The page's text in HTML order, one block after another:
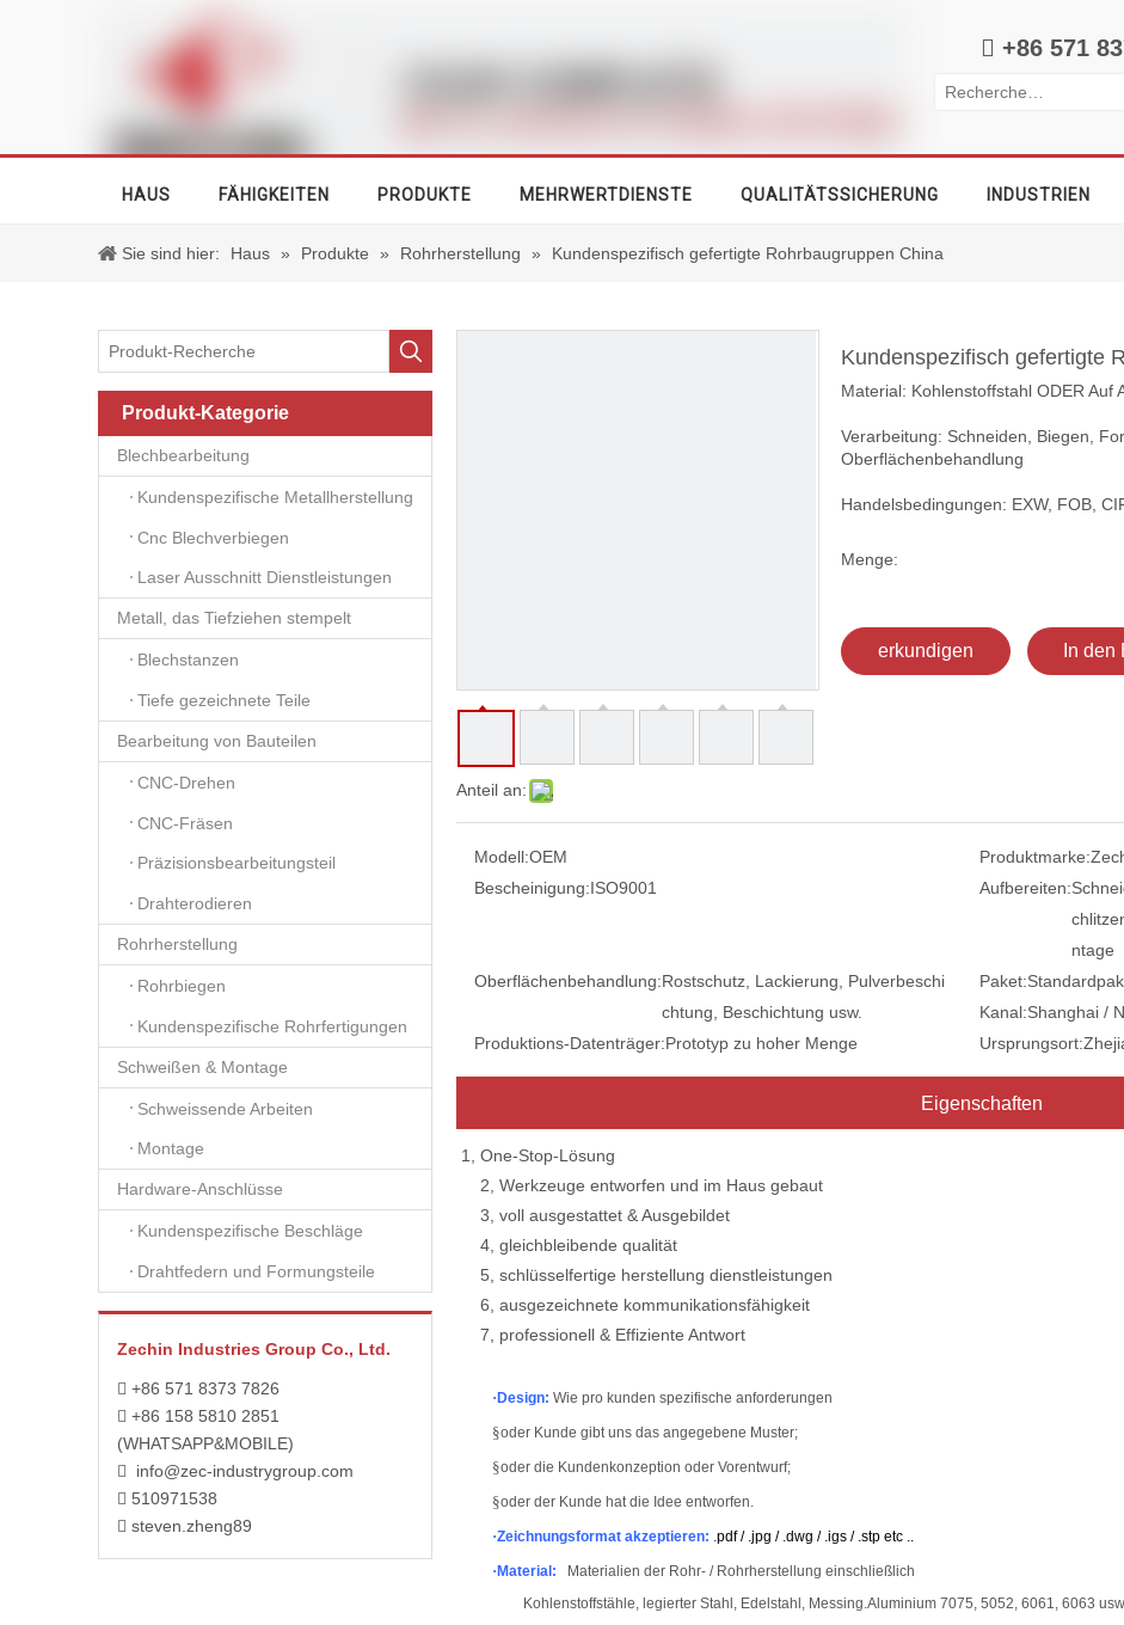
 +86 571
HAUS FÄHIGKEITEN PRODUKTE MEHRWERTDIENSTE QUALITÄTSSICHERUNG INDUSTRIEN
Sie sind hier: Haus » Produkte » Rohrherstellung » Kundenspezifisch gefertigte Rohrbaugruppen China
Produkt-Kategorie
Blechbearbeitung
Kundenspezifische Metallherstellung
Cnc Blechverbiegen
Laser Ausschnitt Dienstleistungen
Metall, das Tiefziehen stempelt
Blechstanzen
Tiefe gezeichnete Teile
Bearbeitung von Bauteilen
CNC-Drehen
CNC-Fräsen
Präzisionsbearbeitungsteil
Drahterodieren
Rohrherstellung
Rohrbiegen
Kundenspezifische Rohrfertigungen
Schweißen & Montage
Schweissende Arbeiten
Montage
Hardware-Anschlüsse
Kundenspezifische Beschläge
Drahtfedern und Formungsteile
Zechin Industries Group Co., Ltd.
 +86 571 8373 7826
 +86 158 5810 2851
(WHATSAPP&MOBILE)
 info@zec-industrygroup.com
 510971538
 steven.zheng89
Anteil an:
Kundenspezifisch gefertigte
Material: Kohlenstoffstahl ODER Auf
Verarbeitung: Schneiden, Biegen,
Oberflächenbehandlung
Handelsbedingungen: EXW, FOB,
Menge:
erkundigen In
Modell:OEM Produktmarke:
Bescheinigung:ISO9001 Aufbereiten:
ntage
Oberflächenbehandlung:Rostschutz, Lackierung, Pulverbeschi
chtung, Beschichtung usw.
Paket:
Kanal:Shanghai /
Produktions-Datenträger:Prototyp zu hoher Menge Ursprungsort:
Eigenschaften
1, One-Stop-Lösung
2, Werkzeuge entworfen und im Haus gebaut
3, voll ausgestattet & Ausgebildet
4, gleichbleibende qualität
5, schlüsselfertige herstellung dienstleistungen
6, ausgezeichnete kommunikationsfähigkeit
7, professionell & Effiziente Antwort
· Design: Wie pro kunden spezifische anforderungen
§oder Kunde gibt uns das angegebene Muster;
§oder die Kundenkonzeption oder Vorentwurf;
§oder der Kunde hat die Idee entworfen.
·Zeichnungsformat akzeptieren: .pdf / .jpg / .dwg / .igs / .stp etc ..
· Material:
Materialien der Rohr- / Rohrherstellung einschließlich
Kohlenstoffstähle, legierter Stahl, Edelstahl, Messing.Aluminium 7075, 5052, 6061, 6063